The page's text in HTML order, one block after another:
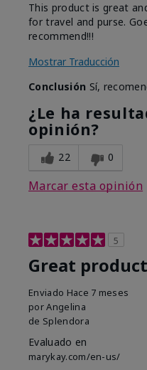
This product is great
for travel and purse.
recommend!!!
Mostrar Traducción
Conclusión Sí,
¿Le ha
opinión?
22 0
Marcar esta opinión
5
Great product
Enviado Hace 7 meses
porAngelina
de Splendora
Evaluado en
marykay.com/en-us/